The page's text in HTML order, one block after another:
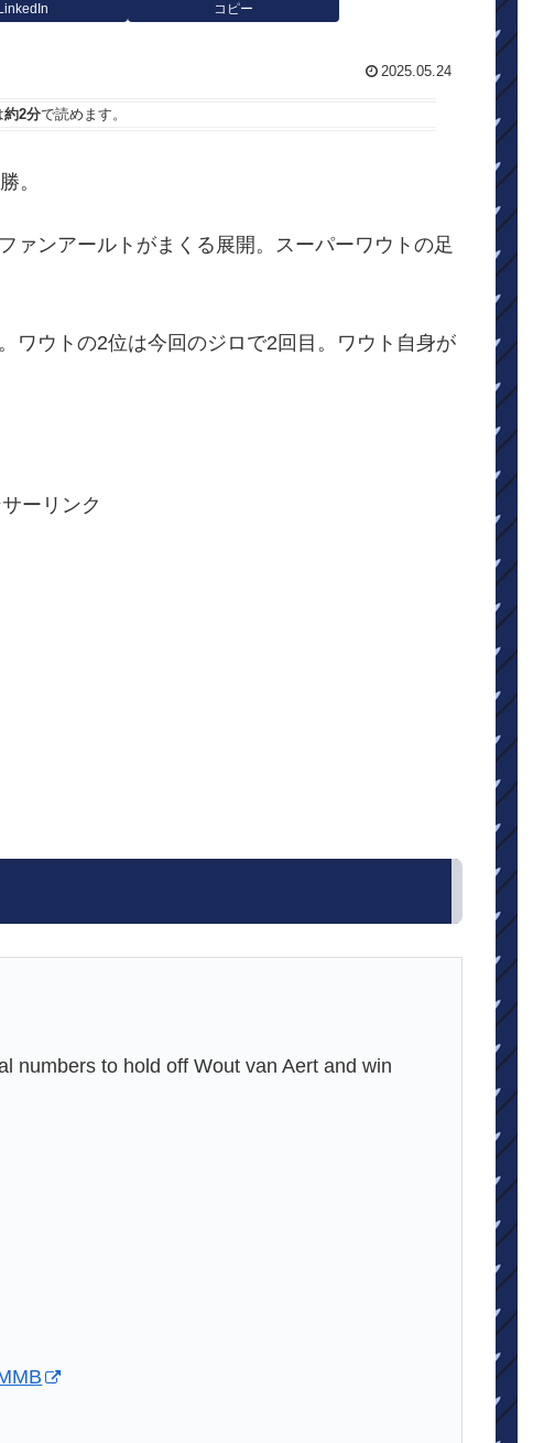
LinkedIn コピー
2025.05.24
約2分で読めます。
。
ァンアールトがまくる展開。スーパーワウトの足
ワウトの2位は今回のジロで2回目。ワウト自身が
ーリンク
numbers to hold off Wout van Aert and win